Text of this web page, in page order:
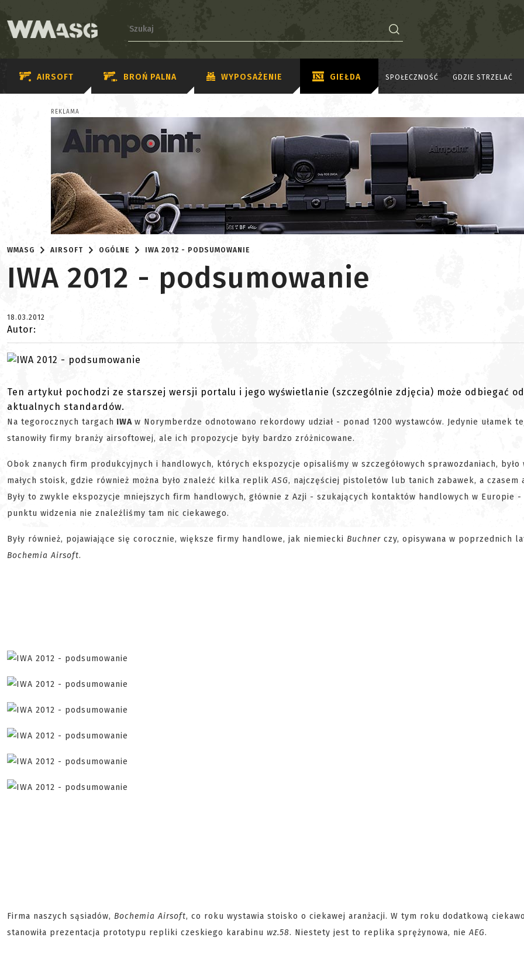
AIRSOFT BROŃ PALNA WYPOSAŻENIE GIEŁDA SPOŁECZNOŚĆ GDZIE STRZELAĆ
REKLAMA
WMASG AIRSOFT OGÓLNE IWA 2012 - PODSUMOWANIE
IWA 2012 - podsumowanie
18.03.2012
Autor:
Ten artykuł pochodzi ze starszej wersji portalu i jego wyświetlanie (szczególnie zdjęcia) może odbiegać od
aktualnych standardów.
Na tegorocznych targach IWA w Norymberdze odnotowano rekordowy udział - ponad 1200 wystawców. Jedynie ułamek
stanowiły firmy branży airsoftowej, ale ich propozycje były bardzo zróżnicowane.
Obok znanych firm produkcyjnych i handlowych, których ekspozycje opisaliśmy w szczegółowych sprawozdaniach, było
małych stoisk, gdzie również można było znaleźć kilka replik ASG, najczęściej pistoletów lub tanich zabawek, a czasem
Były to zwykle ekspozycje mniejszych firm handlowych, głównie z Azji - szukających kontaktów handlowych w Europie -
punktu widzenia nie znaleźliśmy tam nic ciekawego.
Były również, pojawiające się corocznie, większe firmy handlowe, jak niemiecki Buchner czy, opisywana w poprzednich
Bochemia Airsoft.
Firma naszych sąsiadów, Bochemia Airsoft, co roku wystawia stoisko o ciekawej aranżacji. W tym roku dodatkową
stanowiła prezentacja prototypu repliki czeskiego karabinu wz.58. Niestety jest to replika sprężynowa, nieAEG.